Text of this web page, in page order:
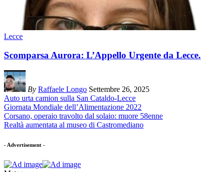
Lecce
Scomparsa Aurora: L’Appello Urgente da Lecce.
By Raffaele Longo Settembre 26, 2025
Auto urta camion sulla San Cataldo-Lecce
Giornata Mondiale dell’Alimentazione 2022
Corsano, operaio travolto dal solaio: muore 58enne
Realtà aumentata al museo di Castromediano
- Advertisement -